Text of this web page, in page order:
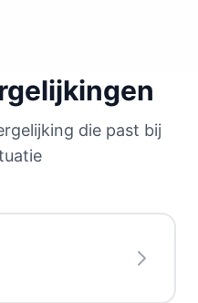
die past bij